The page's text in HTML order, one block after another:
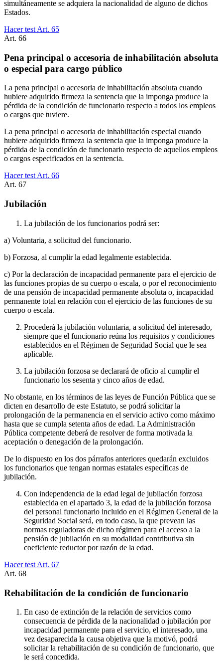
simultáneamente se adquiera la nacionalidad de alguno de dichos
Estados.
Hacer test Art. 65
Art. 66
Pena principal o accesoria de inhabilitación absoluta
o especial para cargo público
La pena principal o accesoria de inhabilitación absoluta cuando
hubiere adquirido firmeza la sentencia que la imponga produce la
pérdida de la condición de funcionario respecto a todos los empleos
o cargos que tuviere.
La pena principal o accesoria de inhabilitación especial cuando
hubiere adquirido firmeza la sentencia que la imponga produce la
pérdida de la condición de funcionario respecto de aquellos empleos
o cargos especificados en la sentencia.
Hacer test Art. 66
Art. 67
Jubilación
La jubilación de los funcionarios podrá ser:
a) Voluntaria, a solicitud del funcionario.
b) Forzosa, al cumplir la edad legalmente establecida.
c) Por la declaración de incapacidad permanente para el ejercicio de
las funciones propias de su cuerpo o escala, o por el reconocimiento
de una pensión de incapacidad permanente absoluta o, incapacidad
permanente total en relación con el ejercicio de las funciones de su
cuerpo o escala.
Procederá la jubilación voluntaria, a solicitud del interesado,
siempre que el funcionario reúna los requisitos y condiciones
establecidos en el Régimen de Seguridad Social que le sea
aplicable.
La jubilación forzosa se declarará de oficio al cumplir el
funcionario los sesenta y cinco años de edad.
No obstante, en los términos de las leyes de Función Pública que se
dicten en desarrollo de este Estatuto, se podrá solicitar la
prolongación de la permanencia en el servicio activo como máximo
hasta que se cumpla setenta años de edad. La Administración
Pública competente deberá de resolver de forma motivada la
aceptación o denegación de la prolongación.
De lo dispuesto en los dos párrafos anteriores quedarán excluidos
los funcionarios que tengan normas estatales específicas de
jubilación.
Con independencia de la edad legal de jubilación forzosa
establecida en el apartado 3, la edad de la jubilación forzosa
del personal funcionario incluido en el Régimen General de la
Seguridad Social será, en todo caso, la que prevean las
normas reguladoras de dicho régimen para el acceso a la
pensión de jubilación en su modalidad contributiva sin
coeficiente reductor por razón de la edad.
Hacer test Art. 67
Art. 68
Rehabilitación de la condición de funcionario
En caso de extinción de la relación de servicios como
consecuencia de pérdida de la nacionalidad o jubilación por
incapacidad permanente para el servicio, el interesado, una
vez desaparecida la causa objetiva que la motivó, podrá
solicitar la rehabilitación de su condición de funcionario, que
le será concedida.